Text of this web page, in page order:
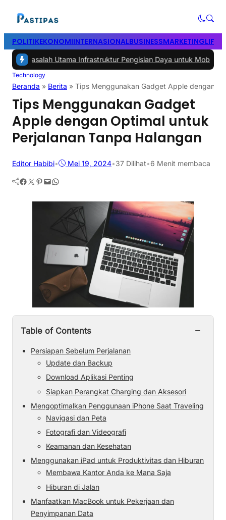
POLITIKEKONOMIINTERNASIONALBUSINESSMARKETING
Utama Infrastruktur Pengisian Daya untuk Mobil Listrik yang
Technology
Beranda » Berita » Tips Menggunakan Gadget Apple dengan
Tips Menggunakan Gadget
Apple dengan Optimal untuk
Perjalanan Tanpa Halangan
Editor Habibi• Mei 19, 2024•37 Dilihat•6 Menit membaca
Facebook Twitter Pinterest Mail WhatsApp
Table of Contents −
Persiapan Sebelum Perjalanan
Update dan Backup
Download Aplikasi Penting
Siapkan Perangkat Charging dan Aksesori
Mengoptimalkan Penggunaan iPhone Saat Traveling
Navigasi dan Peta
Fotografi dan Videografi
Keamanan dan Kesehatan
Menggunakan iPad untuk Produktivitas dan Hiburan
Membawa Kantor Anda ke Mana Saja
Hiburan di Jalan
Manfaatkan MacBook untuk Pekerjaan dan
Penyimpanan Data